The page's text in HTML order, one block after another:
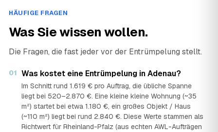
HÄUFIGE FRAGEN
Was Sie wissen wollen.
Die Fragen, die fast jeder vor der Entrümpelung stellt.
01 Was kostet eine Entrümpelung in Adenau?
Im Schnitt rund 1.619 € pro Auftrag, die übliche Spanne
liegt bei 520–2.870 €. Eine kleine kleine Wohnung (~35
m²) startet bei etwa 1.180 €, ein großes Objekt / Haus
(~110 m²) liegt bei rund 2.840 €. Diese Werte stammen als
Richtwert für Rheinland-Pfalz (aus echten AWL-Aufträgen